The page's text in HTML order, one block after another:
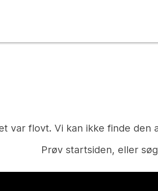
var flovt. Vi kan ikke finde den
Prøv startsiden, eller